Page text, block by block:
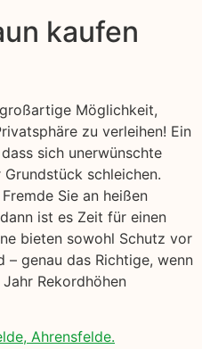
kaufen
Möglichkeit,
zu verleihen! Ein
sich unerwünschte
schleichen.
Sie an heißen
ist es Zeit für einen
bieten sowohl Schutz vor
– genau das Richtige, wenn
Rekordhöhen
Ahrensfelde.